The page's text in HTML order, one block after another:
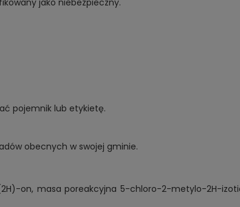
jako niebezpieczny.
pojemnik lub etykietę.
obecnych w swojej gminie.
on, masa poreakcyjna 5-chloro-2-metylo-2H-